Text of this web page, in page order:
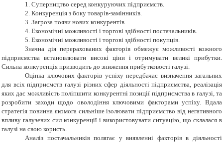
1. Суперництво серед конкуруючих підприємств.
2. Конкуренція з боку товарів-замінників.
3. Загроза появи нових конкурентів.
4. Економічні можливості і торгові здібності постачальників.
5. Економічні можливості і торгові здібності покупців.
Значна дія перерахованих факторів обмежує можливості кожного
підприємства встановлювати високі ціни і отримувати великі прибутки.
Сильна конкуренція призводить до зниження прибутковості галузі.
Оцінка ключових факторів успіху передбачає визначення загальних
для всіх підприємств галузі різних сфер діяльності підприємства, реалізація
яких дає можливість поліпшити конкурентні позиції підприємства в галузі, та
розробити заходи щодо оволодіння ключовими факторами успіху. Вдала
стратегія повинна якомога сильніше ізолювати підприємство від негативного
впливу галузевих сил конкуренції і використовувати ситуацію, що склалася в
галузі на свою користь.
Аналіз постачальників полягає у виявленні факторів в діяльності